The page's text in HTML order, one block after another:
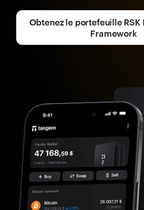
Obtenez le portefeuille
Framework